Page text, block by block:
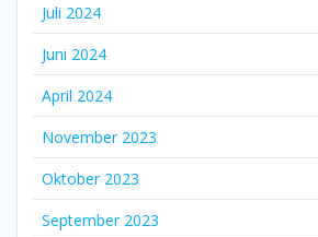
Juli 2024
Juni 2024
April 2024
November 2023
Oktober 2023
September 2023